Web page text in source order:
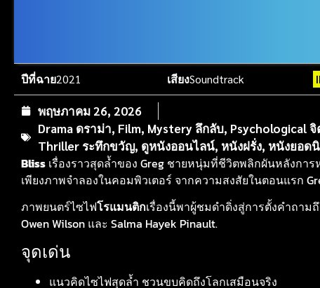
ปีที่ฉาย2021 เสียงSoundtrack
พฤษภาคม 26, 2026
Drama ดราม่า, Film, Mystery ลึกลับ, Psychological
Thriller ระทึกขวัญ, ดูหนังออนไลน์, หนังฝรั่ง, หนังยอด
Bliss เรื่องราวสุดล้ำของ Greg ชายหนุ่มที่ชีวิตพลิกผันหลังกา
เพียงภาพจำลองในคอมพิวเตอร์ จากความสงสัยในตอนแรก
ภาพยนตร์ไซไฟโรแมนติกเรื่องนี้พาผู้ชมดำดิ่งสู่การตั้งคำถา
Owen Wilson และ Salma Hayek Pinault.
จุดเด่น
แนวคิดไซไฟสุดล้ำ ชวนขบคิดถึงโลกเสมือนจริง